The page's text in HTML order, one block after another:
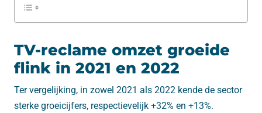
TV-reclame omzet groeide
flink in 2021 en 2022
Ter vergelijking, in zowel 2021 als 2022 kende de sector
sterke groeicijfers, respectievelijk +32% en +13%.